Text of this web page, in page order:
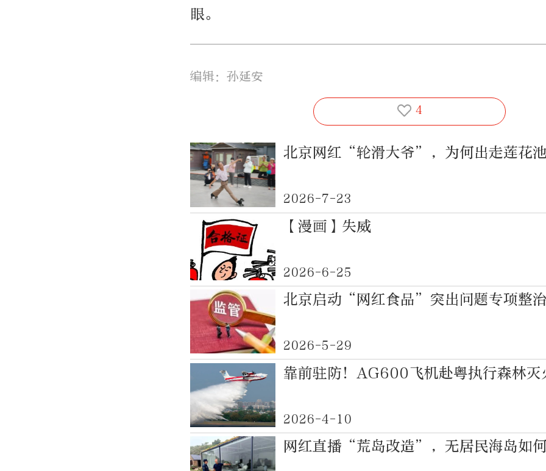
眼。
编辑：孙延安
4
北京网红“轮滑大爷”，为何出走莲花池
2026-7-23
【漫画】失威
2026-6-25
北京启动“网红食品”突出问题专项整治
2026-5-29
靠前驻防！AG600飞机赴粤执行森林灭
2026-4-10
网红直播“荒岛改造”，无居民海岛如何